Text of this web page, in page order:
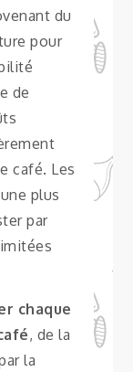
du
pour
de
café. Les
plus
par
chaque
, de la
la